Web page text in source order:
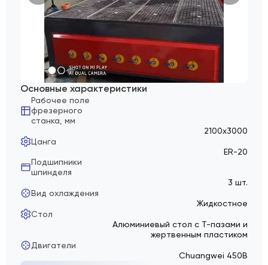
Основные характеристики
Рабочее поле
фрезерного
станка, мм
2100х3000
Цанга
ER-20
Подшипники
шпинделя
3 шт.
Вид охлаждения
Жидкостное
Стол
Алюминиевый стол с Т-пазами и
жертвенным пластиком
Двигатели
Chuangwei 450B